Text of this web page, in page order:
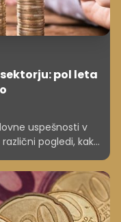
pol leta
uspešnosti v
pogledi, kako
uspešnost
javnih
mest. Po oceni
preučiti možnosti